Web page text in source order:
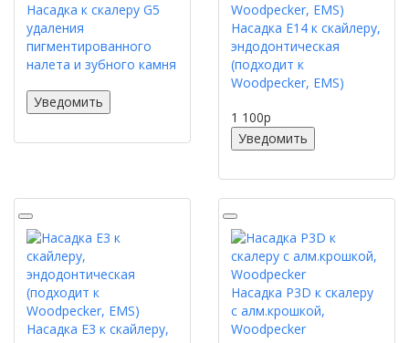
Насадка к скалеру G5
удаления
пигментированного
налета и зубного камня
Уведомить
Насадка E14 к скайлеру,
эндодонтическая
(подходит к
Woodpecker, EMS)
1 100p
Уведомить
Насадка E3 к скайлеру,
Насадка P3D к скалеру
с алм.крошкой,
Woodpecker